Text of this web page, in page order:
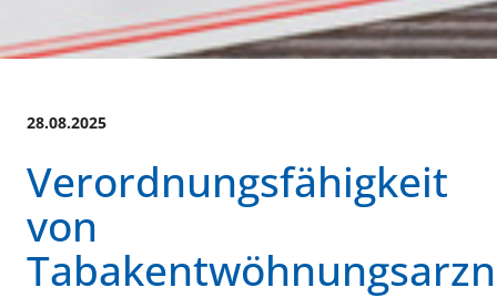
28.08.2025
Verordnungsfähigkeit
von